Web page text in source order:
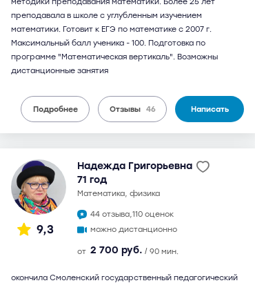
преподавала в школе с углубленным изучением
математики. Готовит к ЕГЭ по математике с 2007 г.
Максимальный балл ученика - 100. Подготовка по
программе "Математическая вертикаль". Возможны
дистанционные занятия
Подробнее Отзывы 46 Написать
9,3
Надежда Григорьевна
71 год
математика, физика
44 отзыва,110 оценок
можно дистанционно
от 2 700 руб. / 90 мин.
окончила Смоленский государственный педагогический